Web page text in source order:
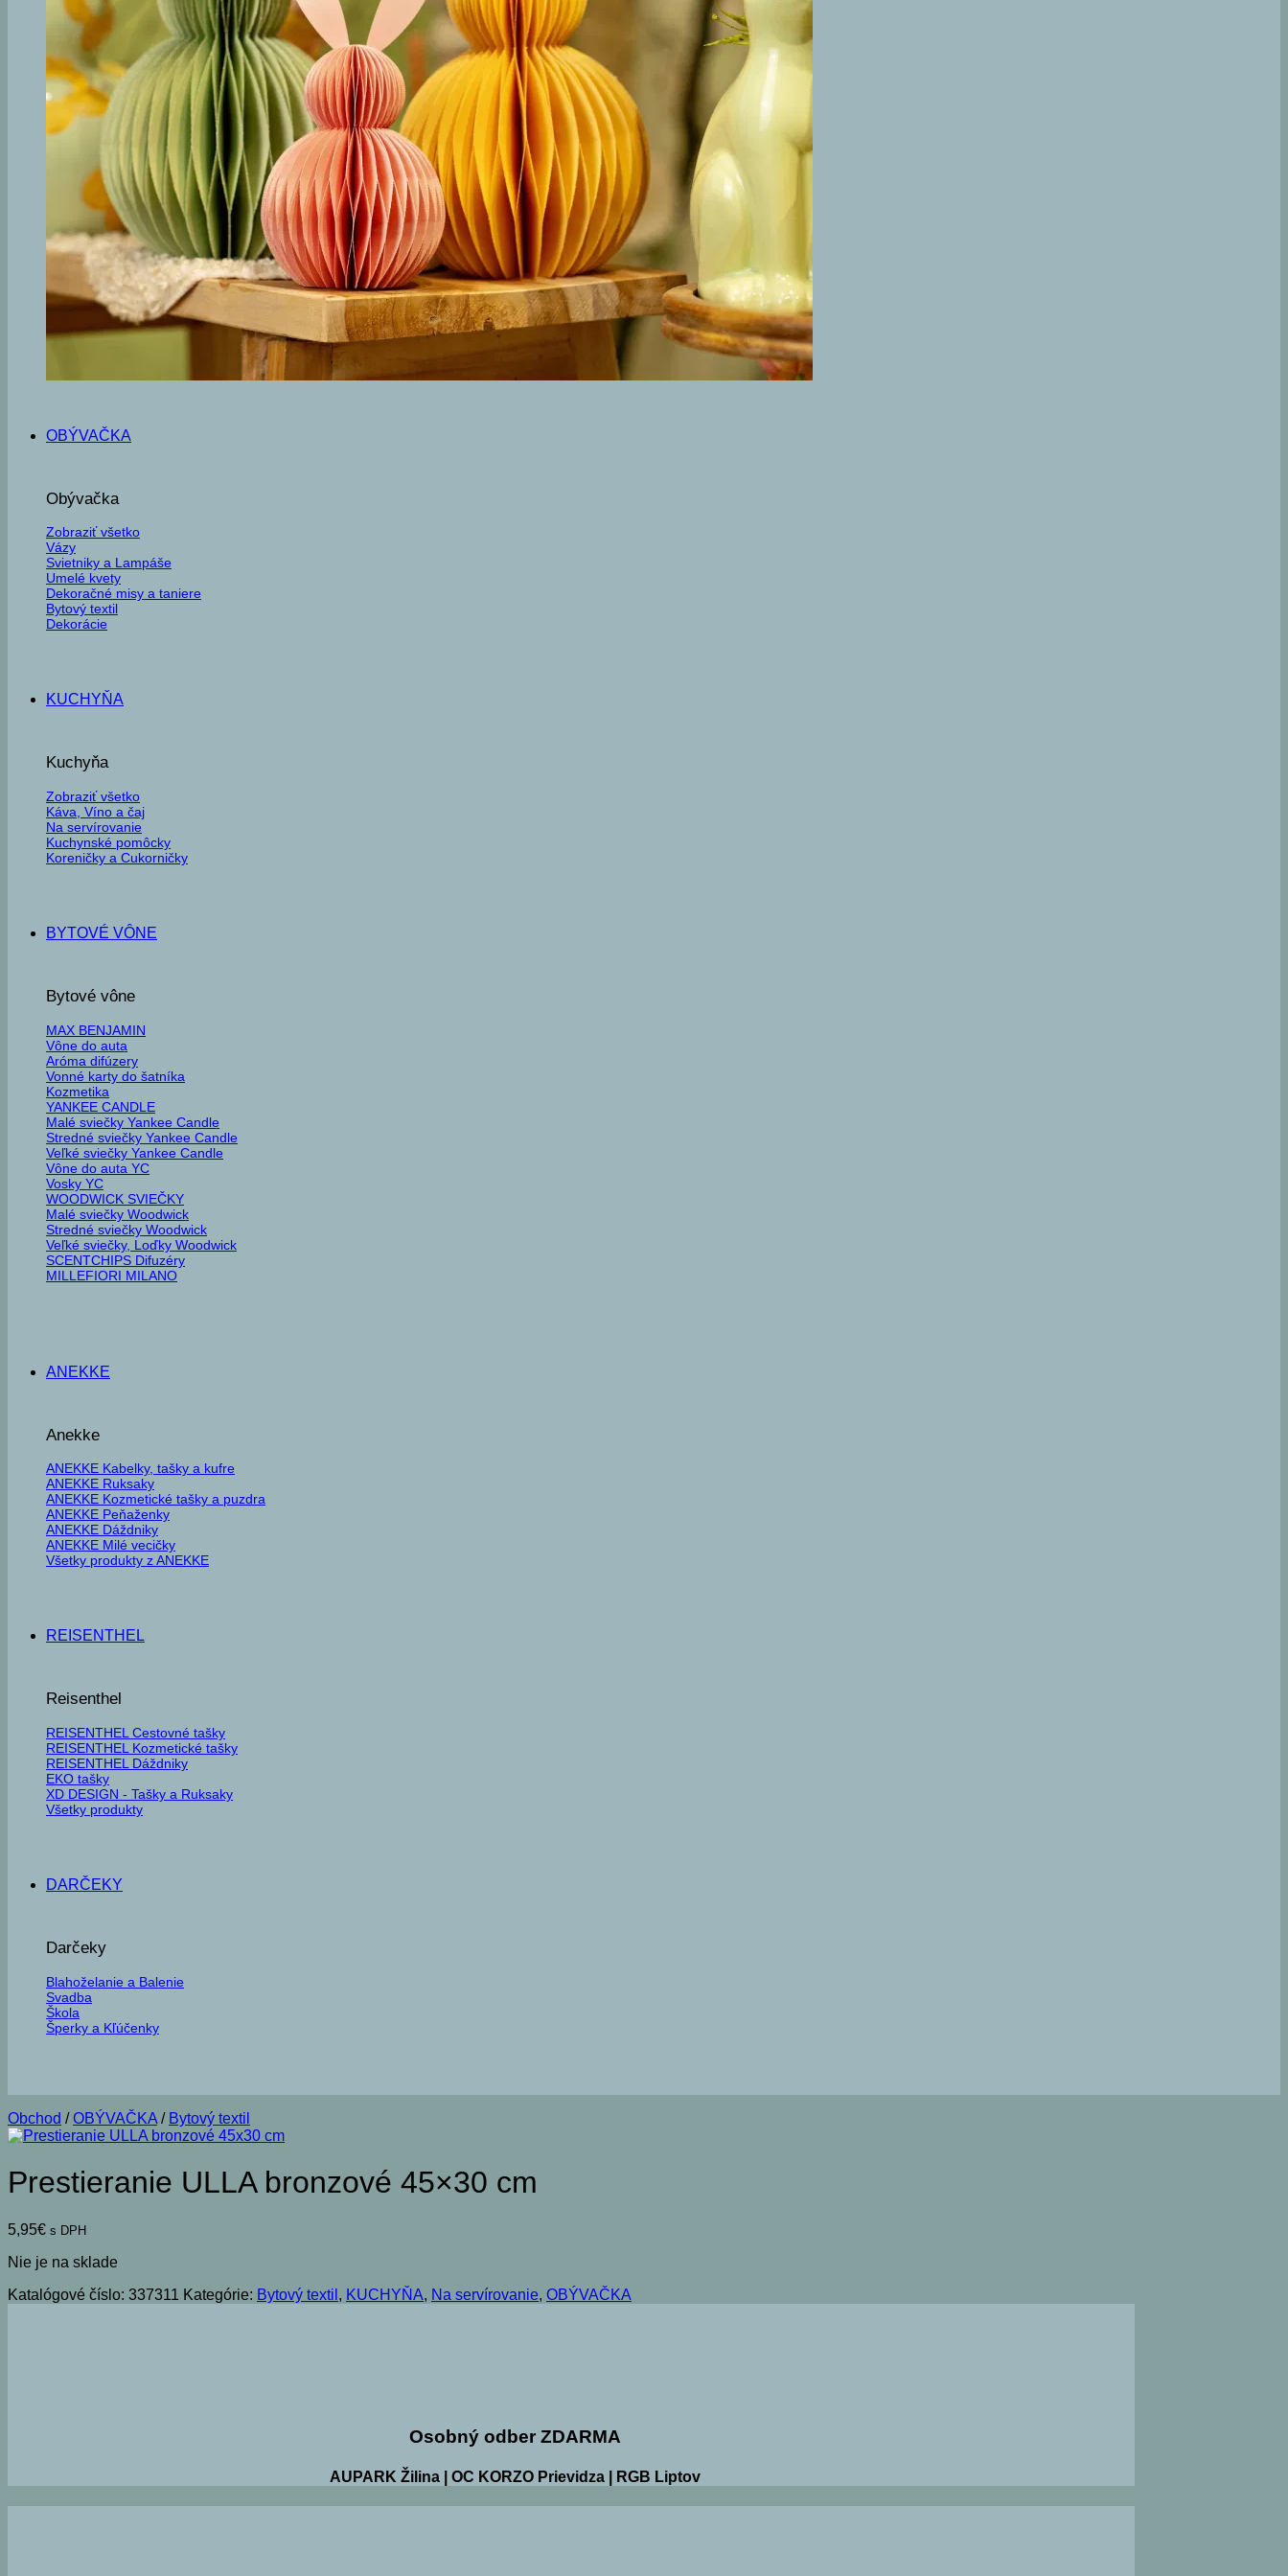
OBÝVAČKA
Obývačka
Zobraziť všetko
Vázy
Svietniky a Lampáše
Umelé kvety
Dekoračné misy a taniere
Bytový textil
Dekorácie
KUCHYŇA
Kuchyňa
Zobraziť všetko
Káva, Víno a čaj
Na servírovanie
Kuchynské pomôcky
Koreničky a Cukorničky
BYTOVÉ VÔNE
Bytové vône
MAX BENJAMIN
Vône do auta
Aróma difúzery
Vonné karty do šatníka
Kozmetika
YANKEE CANDLE
Malé sviečky Yankee Candle
Stredné sviečky Yankee Candle
Veľké sviečky Yankee Candle
Vône do auta YC
Vosky YC
WOODWICK SVIEČKY
Malé sviečky Woodwick
Stredné sviečky Woodwick
Veľké sviečky, Loďky Woodwick
SCENTCHIPS Difuzéry
MILLEFIORI MILANO
ANEKKE
Anekke
ANEKKE Kabelky, tašky a kufre
ANEKKE Ruksaky
ANEKKE Kozmetické tašky a puzdra
ANEKKE Peňaženky
ANEKKE Dáždniky
ANEKKE Milé vecičky
Všetky produkty z ANEKKE
REISENTHEL
Reisenthel
REISENTHEL Cestovné tašky
REISENTHEL Kozmetické tašky
REISENTHEL Dáždniky
EKO tašky
XD DESIGN - Tašky a Ruksaky
Všetky produkty
DARČEKY
Darčeky
Blahoželanie a Balenie
Svadba
Škola
Šperky a Kľúčenky
Obchod / OBÝVAČKA / Bytový textil
Prestieranie ULLA bronzové 45×30 cm
5,95€ s DPH
Nie je na sklade
Katalógové číslo: 337311 Kategórie: Bytový textil , KUCHYŇA, Na servírovanie, OBÝVAČKA
Osobný odber ZDARMA
AUPARK Žilina | OC KORZO Prievidza | RGB Liptov